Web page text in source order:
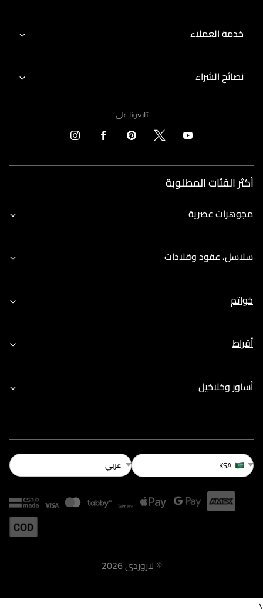
خدمة العملاء
نصائح الشراء
تابعونا على
أكثر الفئات المطلوبة
مجوهرات عصرية
سلاسل، عقود وقلادات
خواتم
أقراط
أساور وخلاخيل
KSA عربي
© لازوردى2026